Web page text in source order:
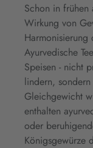
Schon in frühen
Wirkung von
Harmonisierung
Ayurvedische
Speisen - nicht
lindern,
Gleichgewicht
enthalten
oder
Königsgewürze